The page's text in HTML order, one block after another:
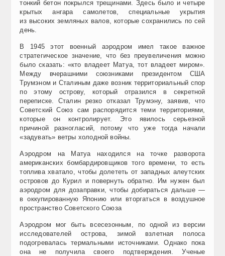
тонкий бетон покрылся трещинами. Здесь было и четыре
крытых ангара самолетов, специальные укрытия
из высоких земляных валов, которые сохранились по сей
день.
В 1945 этот военный аэродром имел такое важное
стратегическое значение, что без преувеличения можно
было сказать: «кто владеет Матуа, тот владеет миром».
Между вчерашними союзниками президентом США
Трумэном и Сталиным даже возник территориальный спор
по этому острову, который отразился в секретной
переписке. Сталин резко отказал Трумэну, заявив, что
Советский Союз сам распорядится теми территориями,
которые он контролирует. Это явилось серьезной
причиной разногласий, потому что уже тогда начали
«задувать» ветры холодной войны.
Аэродром на Матуа находился на точке разворота
американских бомбардировщиков того времени, то есть
топлива хватало, чтобы долететь от западных алеутских
островов до Курил и повернуть обратно. Им нужен был
аэродром для дозаправки, чтобы добираться дальше —
в оккупированную Японию или вторгаться в воздушное
пространство Советского Союза
Аэродром мог быть всесезонным, по одной из версии
исследователей острова, зимой взлетная полоса
подогревалась термальными источниками. Однако пока
она не получила своего подтверждения. Ученые